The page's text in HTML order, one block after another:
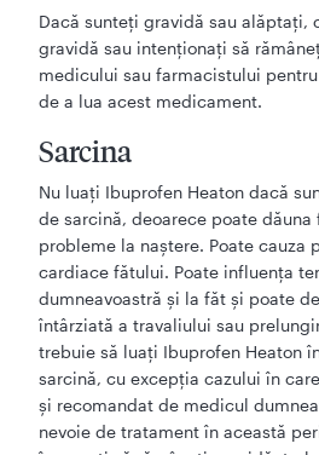
Dacă sunteți gravidă sau alăptați,
gravidă sau intenționați să
medicului sau farmacistului
de a lua acest medicament.
Sarcina
Nu luați Ibuprofen Heaton dacă
de sarcină, deoarece poate
probleme la naștere. Poate cauza
cardiace fătului. Poate influența
dumneavoastră și la făt și poate
întârziată a travaliului sau
trebuie să luați Ibuprofen Heaton
sarcină, cu excepția cazului în
și recomandat de medicul
nevoie de tratament în această